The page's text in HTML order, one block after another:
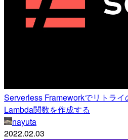
Serverless Frameworkでリトラ
Lambda関数を作成する
nayuta
2022.02.03